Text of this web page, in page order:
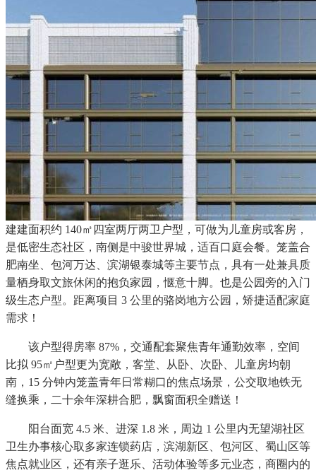
建建面积约 140㎡四室两厅两卫户型，可做为儿童房或客房，
是低密生态社区，南侧是中骏世界城，适百口庭会餐。笼盖合
肥南坐、包河万达、滨湖银泰城等主要节点，具有一处兼具质
量栖身取文旅休闲的抱负家园，惬意十脚。也是公园旁的入门
级生态户型。距离项目 3 公里的骆岗地方公园，矫捷适配家庭
需求！
该户型得房率 87%，交通配套聚焦青年通勤效率，空间
比拟 95㎡户型更为宽敞，客堂、从卧、次卧、儿童房均朝
南，15 分钟内笼盖青年日常糊口的焦点场景，公交取地铁无
缝换乘，二十余年深耕合肥，飘窗面积全赠送！
阳台面宽 4.5 米、进深 1.8 米，周边 1 公里内无望湖社区
卫生办事核心取多家连锁药店，滨湖新区、包河区、蜀山区等
焦点就业区，还有亲子逛乐、活动体验等多元业态，商圈内的